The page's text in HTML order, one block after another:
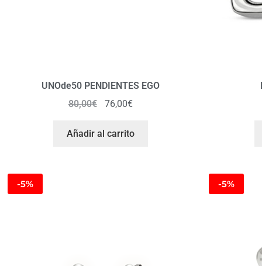
UNOde50 PENDIENTES EGO
80,00€ 76,00€
Añadir al carrito
-5% -5%